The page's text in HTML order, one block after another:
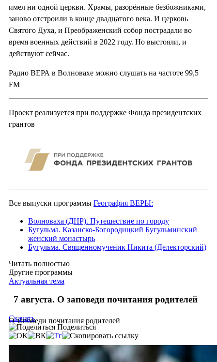
имел ни одной церкви. Храмы, разорённые безбожниками,
заново отстроили в конце двадцатого века. И церковь
Святого Духа, и Преображенский собор пострадали во
время военных действий в 2022 году. Но выстояли, и
действуют сейчас.
Радио ВЕРА в Волновахе можно слушать на частоте 99,5
FM
Проект реализуется при поддержке Фонда президентских
грантов
Все выпуски программы География ВЕРЫ:
Волноваха (ДНР). Путешествие по городу
Бугульма. Казанско-Богородицкий Бугульминский
женский монастырь
Бугульма. Священномученик Никита (Делекторский)
Читать полностью
Другие программы
Актуальная тема
7 августа. О заповеди почитания родителей
О заповеди почитания родителей
Скачать
Поделиться